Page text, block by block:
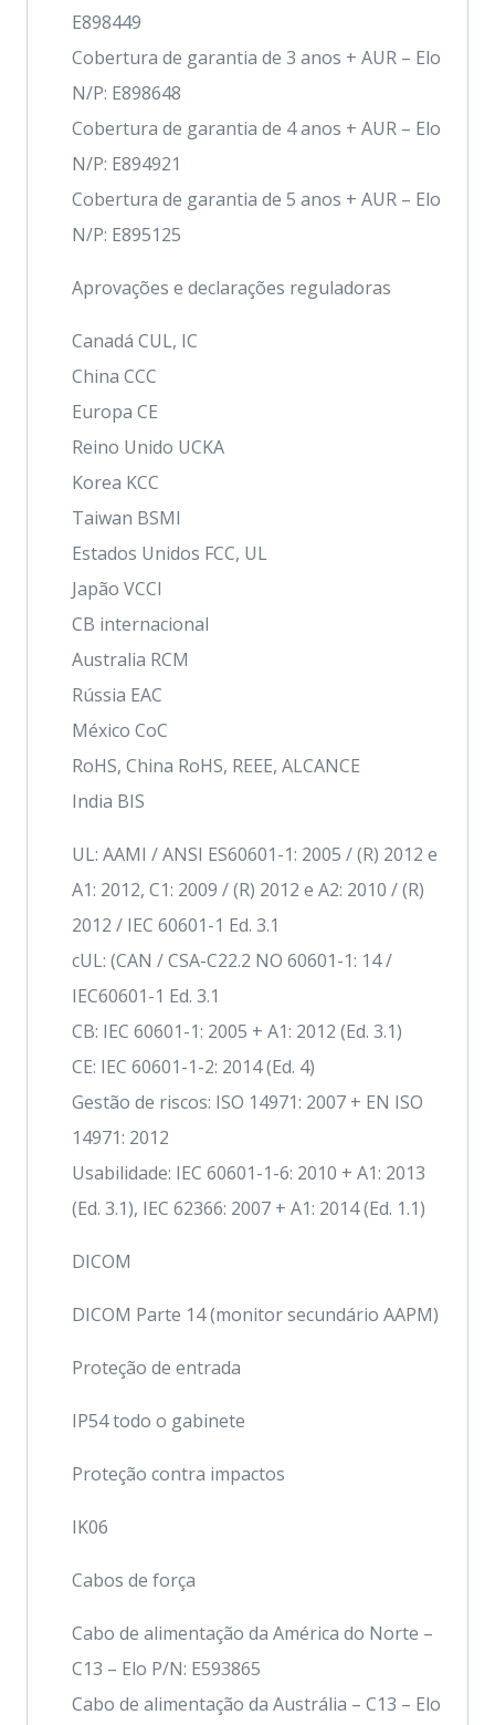
E898449
Cobertura de garantia de 3 anos + AUR – Elo
N/P: E898648
Cobertura de garantia de 4 anos + AUR – Elo
N/P: E894921
Cobertura de garantia de 5 anos + AUR – Elo
N/P: E895125
Aprovações e declarações reguladoras
Canadá CUL, IC
China CCC
Europa CE
Reino Unido UCKA
Korea KCC
Taiwan BSMI
Estados Unidos FCC, UL
Japão VCCI
CB internacional
Australia RCM
Rússia EAC
México CoC
RoHS, China RoHS, REEE, ALCANCE
India BIS
UL: AAMI / ANSI ES60601-1: 2005 / (R) 2012 e
A1: 2012, C1: 2009 / (R) 2012 e A2: 2010 / (R)
2012 / IEC 60601-1 Ed. 3.1
cUL: (CAN / CSA-C22.2 NO 60601-1: 14 /
IEC60601-1 Ed. 3.1
CB: IEC 60601-1: 2005 + A1: 2012 (Ed. 3.1)
CE: IEC 60601-1-2: 2014 (Ed. 4)
Gestão de riscos: ISO 14971: 2007 + EN ISO
14971: 2012
Usabilidade: IEC 60601-1-6: 2010 + A1: 2013
(Ed. 3.1), IEC 62366: 2007 + A1: 2014 (Ed. 1.1)
DICOM
DICOM Parte 14 (monitor secundário AAPM)
Proteção de entrada
IP54 todo o gabinete
Proteção contra impactos
IK06
Cabos de força
Cabo de alimentação da América do Norte –
C13 – Elo P/N: E593865
Cabo de alimentação da Austrália – C13 – Elo